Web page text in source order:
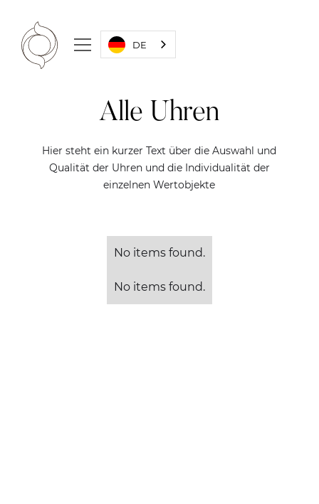
DE
Alle Uhren
Hier steht ein kurzer Text über die Auswahl und
Qualität der Uhren und die Individualität der
einzelnen Wertobjekte
No items found.
No items found.